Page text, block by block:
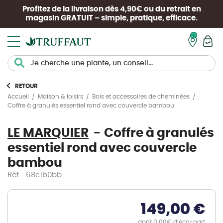
Profitez de la livraison dès 4,90€ ou du retrait en
magasin GRATUIT – simple, pratique, efficace.
RETOUR
Accueil
Maison & loisirs
Bois et accessoires de cheminées
Coffre à granulés essentiel rond avec couvercle bambou
LE MARQUIER
Coffre à granulés
essentiel rond avec couvercle
bambou
Réf. : 68c1b0bb
149,00 €